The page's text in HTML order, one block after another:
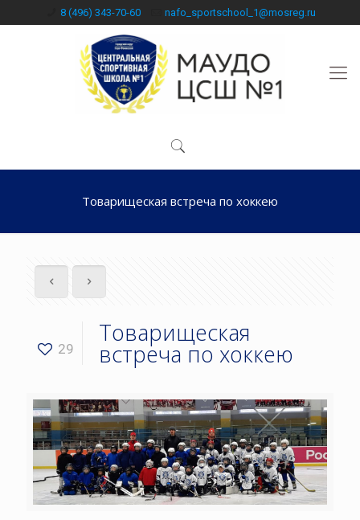
8 (496) 343-70-60 nafo_sportschool_1@mosreg.ru
Товарищеская встреча по хоккею
29
Товарищеская
встреча по хоккею